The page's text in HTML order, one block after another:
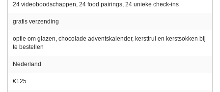
24 videoboodschappen, 24 food pairings, 24 unieke check-ins
gratis verzending
optie om glazen, chocolade adventskalender, kersttrui en kerstsokken bij
te bestellen
Nederland
€125